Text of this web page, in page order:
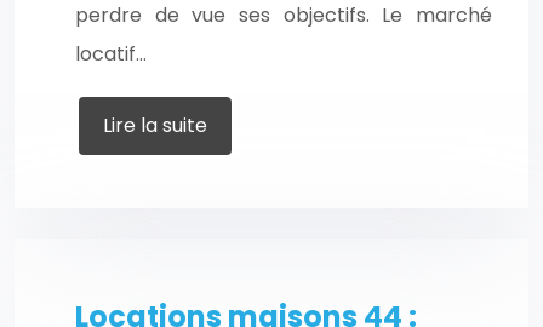
perdre de vue ses objectifs. Le marché
locatif…
Lire la suite
Locations maisons 44 :